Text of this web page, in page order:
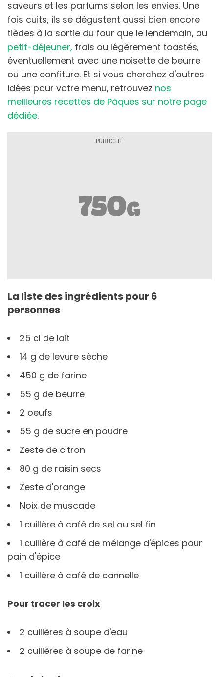
saveurs et les parfums selon les envies. Une
fois cuits, ils se dégustent aussi bien encore
tièdes à la sortie du four que le lendemain, au
petit-déjeuner, frais ou légèrement toastés,
éventuellement avec une noisette de beurre
ou une confiture. Et si vous cherchez d'autres
idées pour votre menu, retrouvez nos
meilleures recettes de Pâques sur notre page
dédiée.
La liste des ingrédients pour 6
personnes
25 cl de lait
14 g de levure sèche
450 g de farine
55 g de beurre
2 oeufs
55 g de sucre en poudre
Zeste de citron
80 g de raisin secs
Zeste d'orange
Noix de muscade
1 cuillère à café de sel ou sel fin
1 cuillère à café de mélange d'épices pour
pain d'épice
1 cuillère à café de cannelle
Pour tracer les croix
2 cuillères à soupe d'eau
2 cuillères à soupe de farine